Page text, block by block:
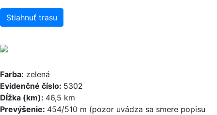
Stiahnuť trasu
Farba: zelená
Evidenčné číslo: 5302
Dĺžka (km): 46,5 km
Prevýšenie: 454/510 m (pozor uvádza sa smere popisu